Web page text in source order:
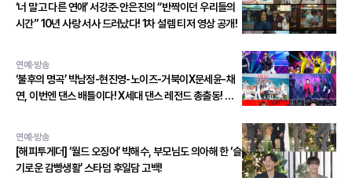
‘너 말고 다른 연애’ 서강준·안은진의 “반짝이던 우리들의
시간” 10년 사랑 서사 드러났다! 1차 설렘 티저 영상 공개!
연예·방송
‘불후의 명곡’ 박남정-현진영-노이즈-거북이X문세윤-채
연, 이번엔 댄스 배틀이다! X세대 댄스 레전드 총출동! 댄
연예·방송
[해피투게더] ‘월드 오징어’ 박해수, 부모님도 의아해 한 ‘슬
기로운 감빵생활’ 스타덤 후일담 고백!